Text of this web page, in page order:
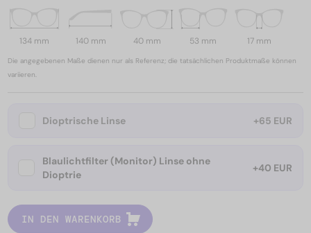
134 mm 140 mm 40 mm 53 mm 17 mm
Die angegebenen Maße dienen nur als Referenz; die tatsächlichen Produktmaße können
variieren.
Dioptrische Linse +65 EUR
Blaulichtfilter (Monitor) Linse ohne
Dioptrie
+40 EUR
IN DEN WARENKORB